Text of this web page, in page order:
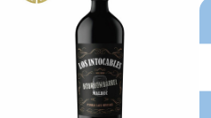
日翌日の配送とな
ンが1本ずつ含まれ
スパークリング。
トガル、ダン / 白
スプリングテイス
ン・エンスージ
ドライ・ロゼ スパ
ください。 ・下記ワインが1本ずつ含まれて
パークリング。1. カブリス スパークリング
ムンドゥス・ヴィニ スプリング
ワイン・エンスージアスト ベスト・バイ！
ポルトガル / ロゼ・泡 / 辛口
イン トップ50に選出、91ポイント、サ